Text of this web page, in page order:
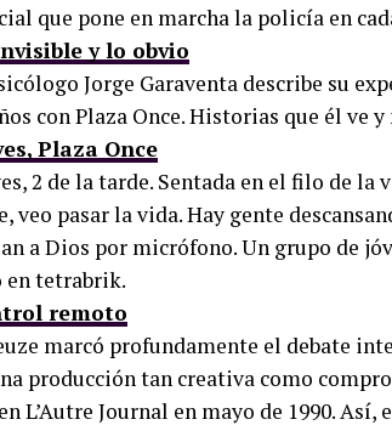
que pone en marcha la policía en
y lo obvio
Jorge Garaventa describe su
con Plaza Once. Historias que él ve
Plaza Once
2 de la tarde. Sentada en el filo de la
veo pasar la vida. Hay gente
a Dios por micrófono. Un grupo de
en tetrabrik.
remoto
marcó profundamente el debate
producción tan creativa como
L’Autre Journal en mayo de 1990.